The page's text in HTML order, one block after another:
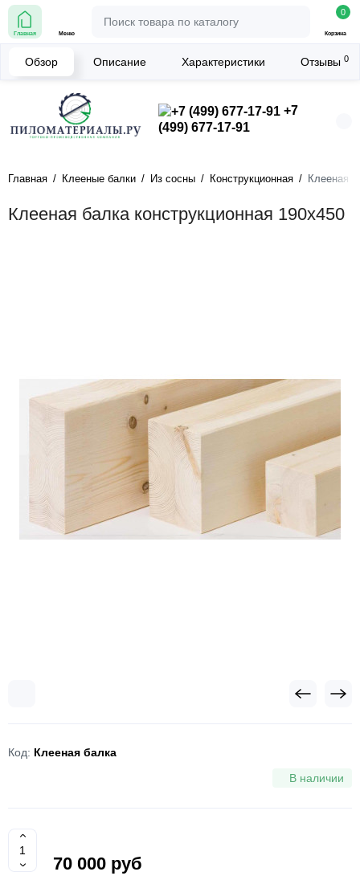
+7
(499) 677-17-91
Главная Меню
0
Корзина
Главная Клееные балки Из сосны Конструкционная Клееная
Клееная балка конструкционная 190х450
Обзор Описание Характеристики Отзывы 0
Код: Клееная балка
В наличии
70 000 руб